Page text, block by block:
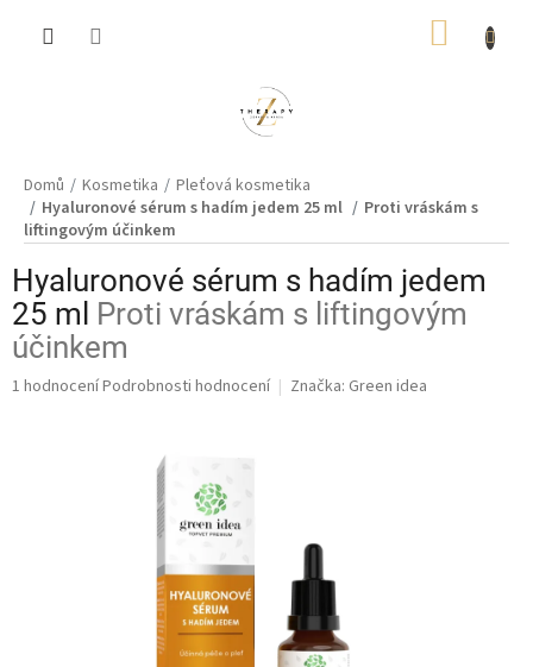
Domů Kosmetika
Pleťová kosmetika
Hyaluronové sérum s hadím jedem 25 ml
Proti vráskám s
liftingovým účinkem
Hyaluronové sérum s hadím jedem
25 ml Proti vráskám s liftingovým
účinkem
Průměrné
1 hodnoceníPodrobnosti hodnocení Značka: Green idea